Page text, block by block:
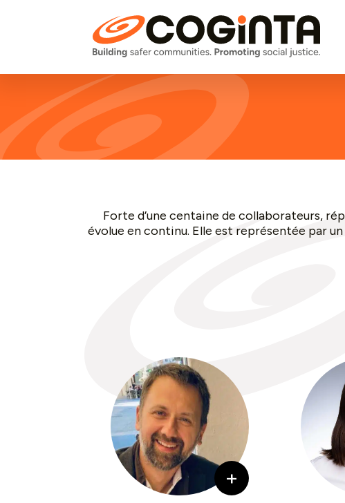
Forte d’une centaine de collaborateurs,
évolue en continu. Elle est représentée par
+